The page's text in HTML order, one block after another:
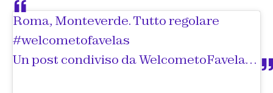
Roma, Monteverde. Tutto regolare
#welcometofavelas
Un post condiviso daWelcometoFavelas